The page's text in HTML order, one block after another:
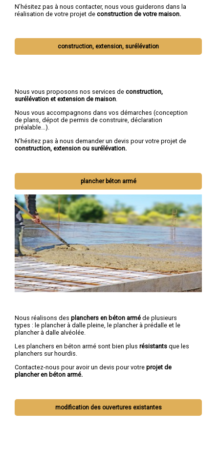
N’hésitez pas à nous contacter, nous vous guiderons dans la
réalisation de votre projet de construction de votre maison.
construction, extension, surélévation
Nous vous proposons nos services de construction,
surélévation et extension de maison.
Nous vous accompagnons dans vos démarches (conception
de plans, dépot de permis de construire, déclaration
préalable...).
N'hésitez pas à nous demander un devis pour votre projet de
construction, extension ou surélévation.
plancher béton armé
Nous réalisons des planchers en béton armé de plusieurs
types : le plancher à dalle pleine, le plancher à prédalle et le
plancher à dalle alvéolée.
Les planchers en béton armé sont bien plus résistants que les
planchers sur hourdis.
Contactez-nous pour avoir un devis pour votre projet de
plancher en béton armé.
modification des ouvertures existantes